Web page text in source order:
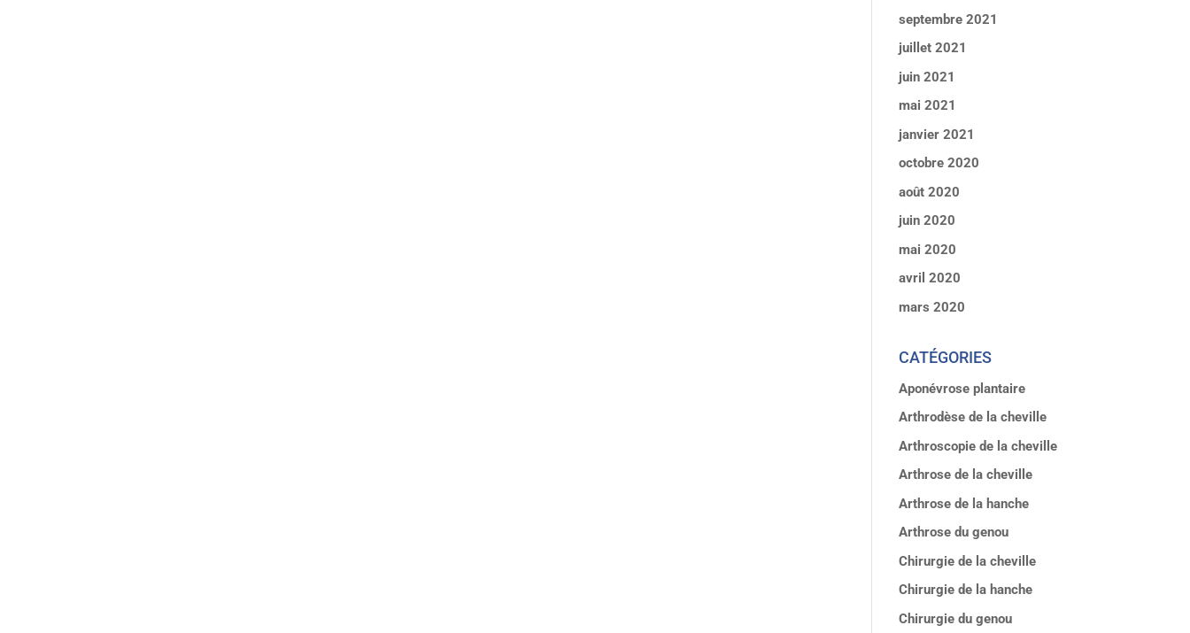
septembre 2021
juillet 2021
juin 2021
mai 2021
janvier 2021
octobre 2020
août 2020
juin 2020
mai 2020
avril 2020
mars 2020
CATÉGORIES
Aponévrose plantaire
Arthrodèse de la cheville
Arthroscopie de la cheville
Arthrose de la cheville
Arthrose de la hanche
Arthrose du genou
Chirurgie de la cheville
Chirurgie de la hanche
Chirurgie du genou